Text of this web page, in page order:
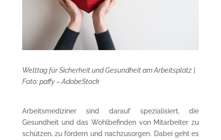
Welttag für Sicherheit und Gesundheit am Arbeitsplatz |
Foto: paffy – AdobeStock
Arbeitsmediziner sind darauf spezialisiert, die
Gesundheit und das Wohlbefinden von Mitarbeiter zu
schützen, zu fördern und nachzusorgen. Dabei geht es